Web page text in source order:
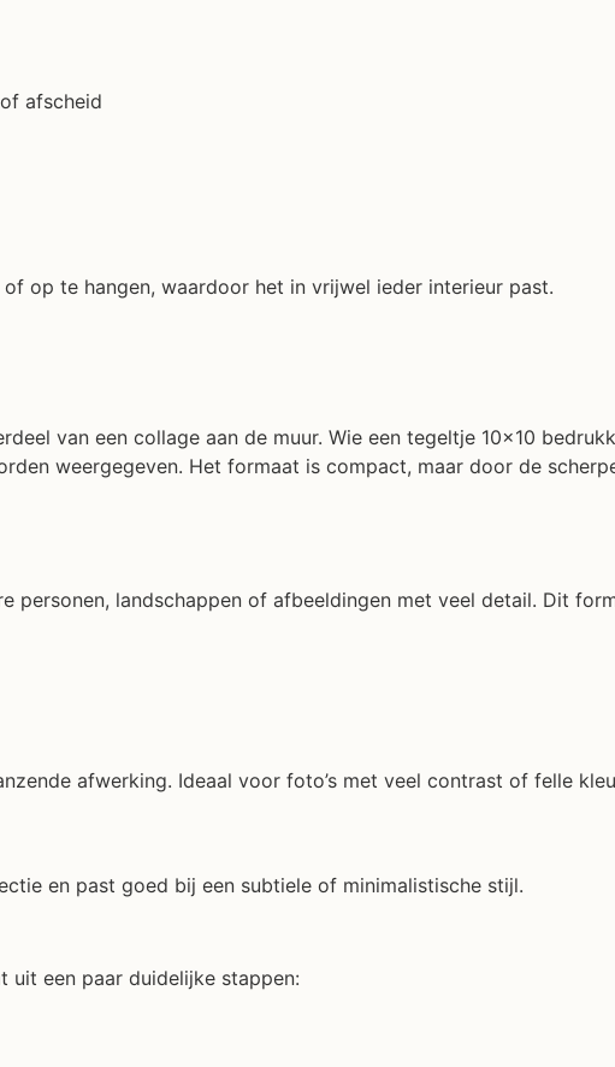
afscheid
op te hangen, waardoor het in vrijwel ieder interieur past.
van een collage aan de muur. Wie een tegeltje 10×10
weergegeven. Het formaat is compact, maar door de
personen, landschappen of afbeeldingen met veel detail. Dit
afwerking. Ideaal voor foto’s met veel contrast of felle
en past goed bij een subtiele of minimalistische stijl.
uit een paar duidelijke stappen: